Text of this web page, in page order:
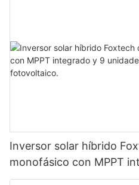
Inversor solar híbrido
monofásico con MPPT
en paralelo para sistema